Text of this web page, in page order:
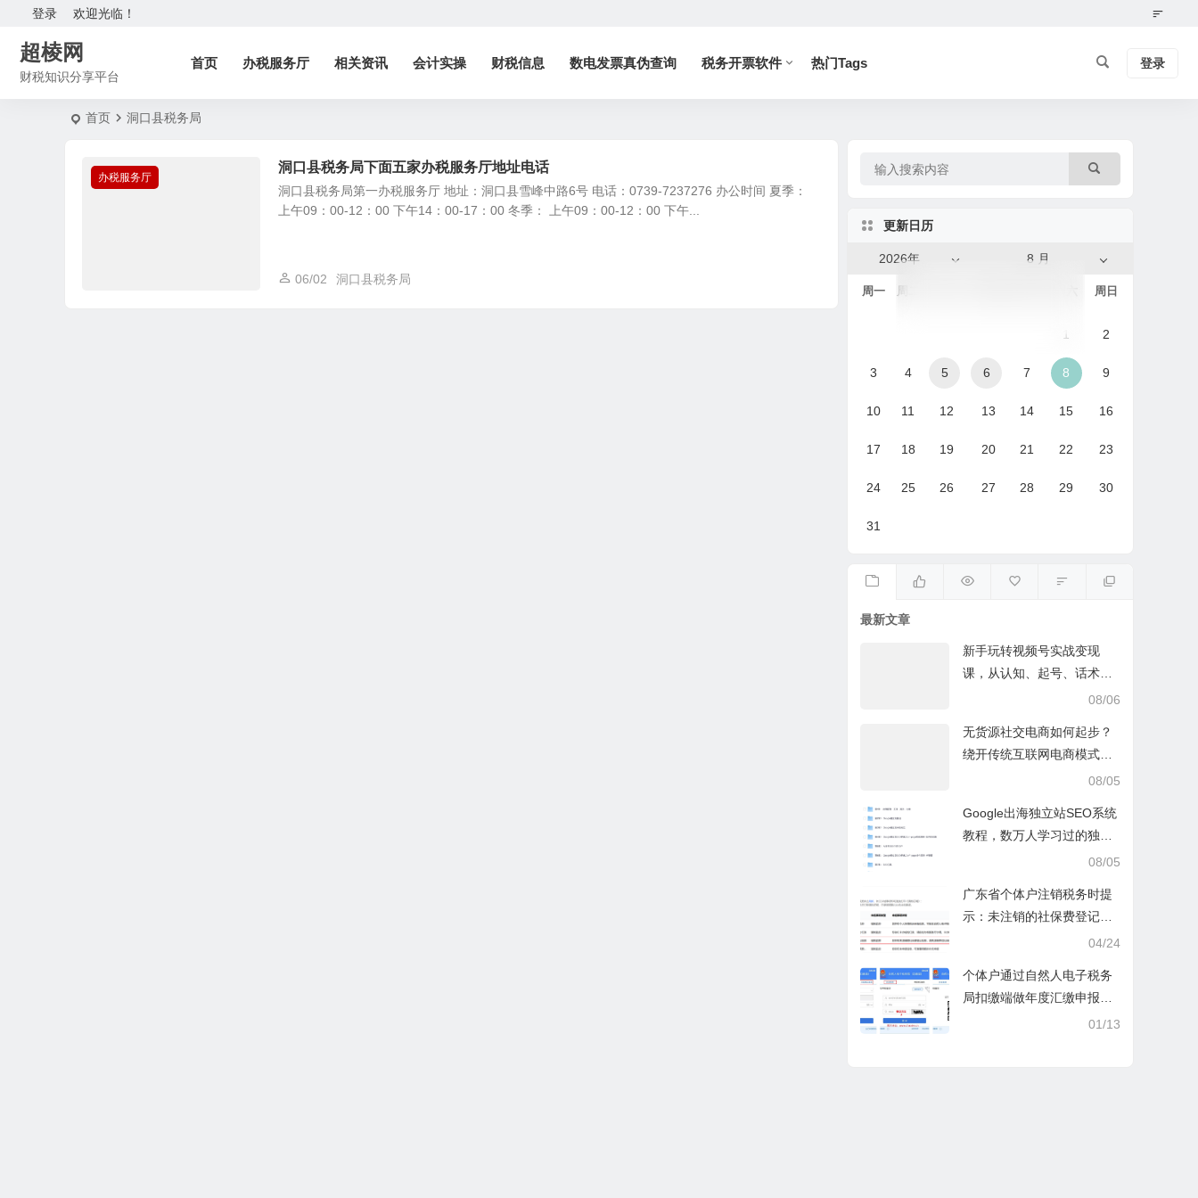
欢迎光临！
登录
超棱网
财税知识分享平台
首页 办税服务厅 相关资讯 会计实操 财税信息 数电发票真伪查询 税务开票软件 热门Tags 登录
首页 洞口县税务局
办税服务厅
洞口县税务局下面五家办税服务厅地址电话
洞口县税务局第一办税服务厅 地址：洞口县雪峰中路6号 电话：0739-7237276 办公时间 夏季：
上午09：00-12：00 下午14：00-17：00 冬季： 上午09：00-12：00 下午...
06/02 洞口县税务局
更新日历
8 月
2026年
周一 周二 周日
1 2
3 4 5 6 7 8 9
10 11 12 13 14 15 16
17 18 19 20 21 22 23
24 25 26 27 28 29 30
31
最新文章
新手玩转视频号实战变现
课，从认知、起号、话术、
选品、开播到投放的全链路
08/06
无货源社交电商如何起步？
绕开传统互联网电商模式撒
豆成兵，实现跨平台交易实
08/05
Google出海独立站SEO系统
教程，数万人学习过的独立
08/05
广东省个体户注销税务时提
示：未注销的社保费登记信
04/24
个体户通过自然人电子税务
局扣缴端做年度汇缴申报税
时显示要交税，不是可以免
01/13